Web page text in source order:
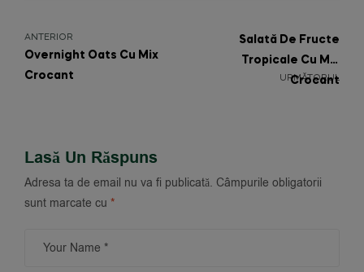
ANTERIOR
Overnight Oats Cu Mix
Crocant
URMĂTORUL
Salată De Fructe
Tropicale Cu Mix
Crocant
Lasă Un Răspuns
Adresa ta de email nu va fi publicată. Câmpurile obligatorii
sunt marcate cu *